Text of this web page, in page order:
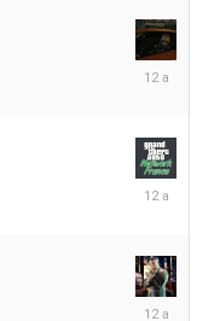
22